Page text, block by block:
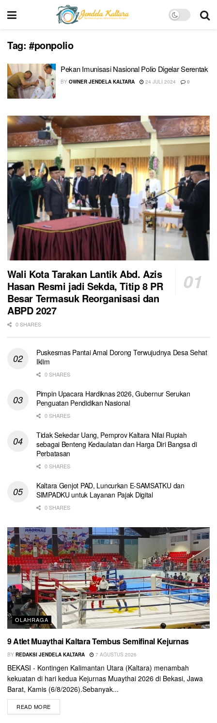
Tag: #ponpolio
Pekan Imunisasi Nasional Polio Digelar Serentak
BY OWNER JENDELA KALTARA 24 JULI 2024 0
Wali Kota Tarakan Lantik Abd. Azis
Hasan Resmi jadi Sekda, Titip 8 PR
Besar Termasuk Reorganisasi dan
ABPD 2027
0 SHARES
Puskesmas Pantai Amal Dorong Terwujudnya Desa Sehat
Iklim
0 SHARES
Pimpin Upacara Hardiknas 2026, Gubernur Serukan
Penguatan Pendidikan Nasional
0 SHARES
Tidak Sekedar Uang, Pemprov Kaltara Nilai Rupiah
sebagai Benteng Kedaulatan dan Harga Diri Bangsa di
Perbatasan
0 SHARES
Kaltara Genjot PAD, Luncurkan E-SAMSATKU dan
SIMPADKU untuk Layanan Pajak Digital
0 SHARES
OLAHRAGA
9 Atlet Muaythai Kaltara Tembus Semifinal Kejurnas
BY REDAKSI JENDELA KALTARA 7 AGUSTUS 2026
BEKASI - Kontingen Kalimantan Utara (Kaltara) menambah
kekuatan di hari kedua Kejurnas Muaythai 2026 di Bekasi, Jawa
Barat, Kamis (6/8/2026).Sebanyak...
READ MORE